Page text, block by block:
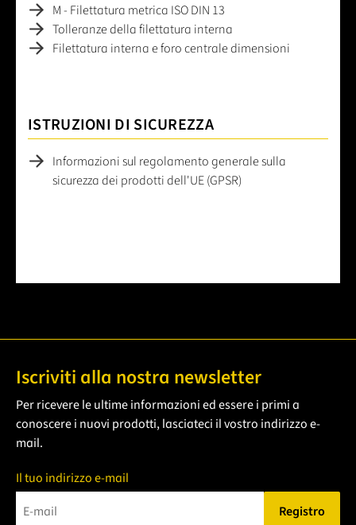
M - Filettatura metrica ISO DIN 13
Tolleranze della filettatura interna
Filettatura interna e foro centrale dimensioni
ISTRUZIONI DI SICUREZZA
Informazioni sul regolamento generale sulla
sicurezza dei prodotti dell'UE (GPSR)
Iscriviti alla nostra newsletter
Per ricevere le ultime informazioni ed essere i primi a
conoscere i nuovi prodotti, lasciateci il vostro indirizzo e-
mail.
Il tuo indirizzo e-mail
Registro